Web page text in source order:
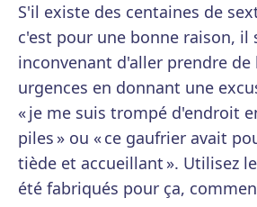
S'il existe des centaines de
c'est pour une bonne raison, il
inconvenant d'aller prendre de
urgences en donnant une
« je me suis trompé d'endroit
piles » ou « ce gaufrier avait
tiède et accueillant ». Utilisez
été fabriqués pour ça,